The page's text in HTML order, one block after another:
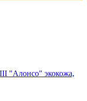
"Алонсо" экокожа,